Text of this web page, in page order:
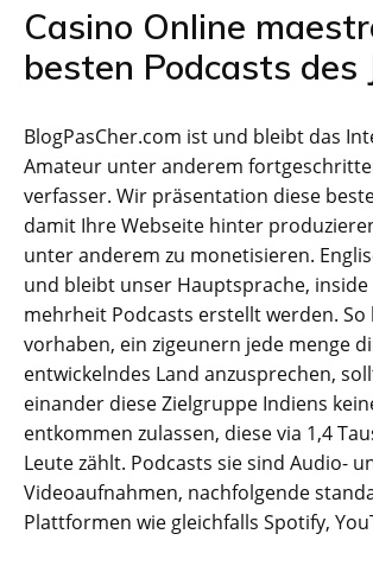
Casino Online
besten Podcasts des
BlogPasCher.com ist und bleibt das
Amateur unter anderem
verfasser. Wir präsentation diese
damit Ihre Webseite hinter
unter anderem zu monetisieren.
und bleibt unser Hauptsprache, inside
mehrheit Podcasts erstellt werden. So
vorhaben, ein zigeunern jede menge
entwickelndes Land anzusprechen,
einander diese Zielgruppe Indiens
entkommen zulassen, diese via 1,4
Leute zählt. Podcasts sie sind Audio-
Videoaufnahmen, nachfolgende
Plattformen wie gleichfalls Spotify,